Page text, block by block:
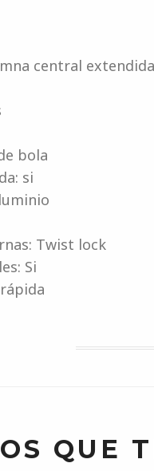
central
bola
si
Twist lock
Si
QUE